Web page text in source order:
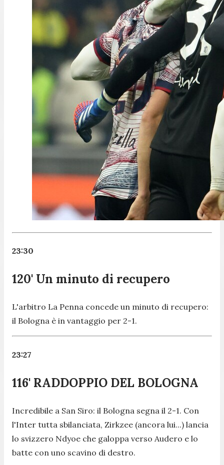
23:30
120' Un minuto di recupero
L'arbitro La Penna concede un minuto di recupero:
il Bologna è in vantaggio per 2-1.
23:27
116' RADDOPPIO DEL BOLOGNA
Incredibile a San Siro: il Bologna segna il 2-1. Con
l'Inter tutta sbilanciata, Zirkzee (ancora lui...) lancia
lo svizzero Ndyoe che galoppa verso Audero e lo
batte con uno scavino di destro.